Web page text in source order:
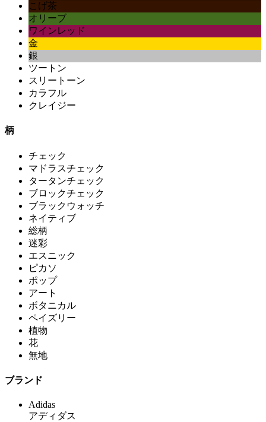
こげ茶
オリーブ
ワインレッド
金
銀
ツートン
スリートーン
カラフル
クレイジー
柄
チェック
マドラスチェック
タータンチェック
ブロックチェック
ブラックウォッチ
ネイティブ
総柄
迷彩
エスニック
ピカソ
ポップ
アート
ボタニカル
ペイズリー
植物
花
無地
ブランド
Adidas
アディダス